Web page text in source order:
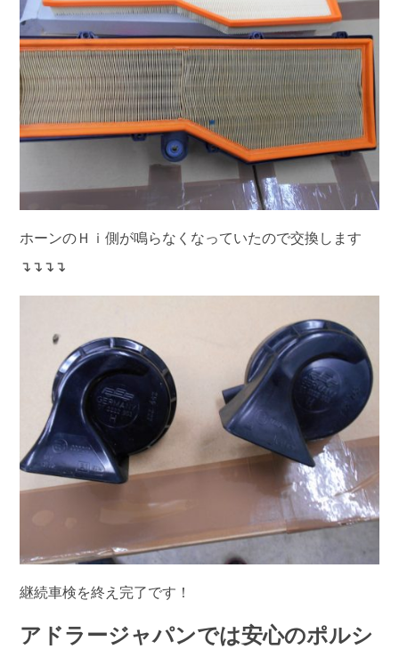
ホーンのＨｉ側が鳴らなくなっていたので交換します
↴↴↴↴
継続車検を終え完了です！
アドラージャパンでは安心のポルシ